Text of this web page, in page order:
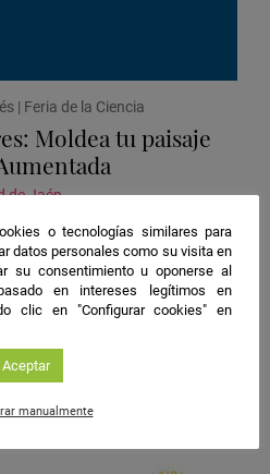
| Feria de la Ciencia
Moldea tu paisaje
de Jaén
o tecnologías similares para
datos personales como su visita en
su consentimiento u oponerse al
en intereses legítimos en
clic en "Configurar cookies" en
Aceptar
manualmente